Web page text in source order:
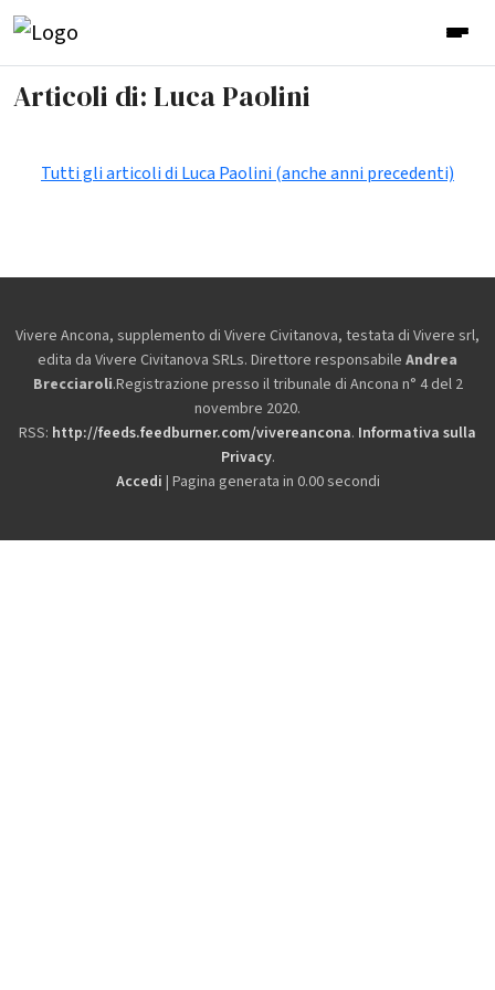
Articoli di: Luca Paolini
Tutti gli articoli di Luca Paolini (anche anni precedenti)
Vivere Ancona, supplemento di Vivere Civitanova, testata di Vivere srl,
edita da Vivere Civitanova SRLs. Direttore responsabile Andrea
Brecciaroli.Registrazione presso il tribunale di Ancona n° 4 del 2
novembre 2020.
RSS: http://feeds.feedburner.com/vivereancona. Informativa sulla
Privacy.
Accedi | Pagina generata in 0.00 secondi